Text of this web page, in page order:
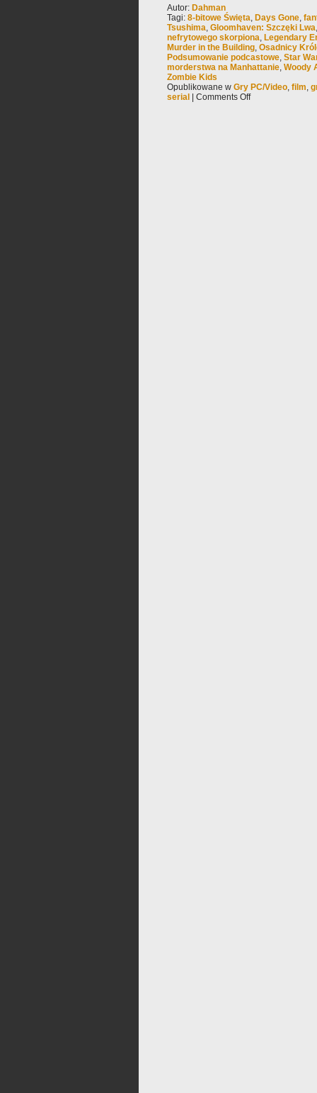
Autor: Dahman
Tagi: 8-bitowe Święta, Days Gone,
Tsushima, Gloomhaven: Szczęki Lwa
nefrytowego skorpiona, Legendary
Murder in the Building, Osadnicy
Podsumowanie podcastowe, Star
morderstwa na Manhattanie, Woody
Zombie Kids
Opublikowane w Gry PC/Video, film,
serial
Comments Off